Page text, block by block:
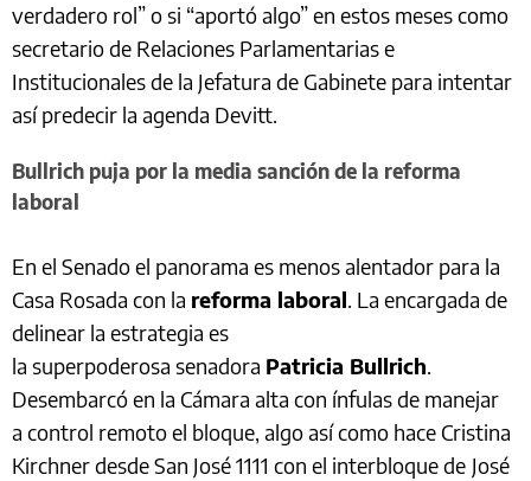
verdadero rol” o si “aportó algo” en estos meses como
secretario de Relaciones Parlamentarias e
Institucionales de la Jefatura de Gabinete para intentar
así predecir la agenda Devitt.
Bullrich puja por la media sanción de la reforma
laboral
En el Senado el panorama es menos alentador para la
Casa Rosada con la reforma laboral. La encargada de
delinear la estrategia es
la superpoderosa senadora Patricia Bullrich.
Desembarcó en la Cámara alta con ínfulas de manejar
a control remoto el bloque, algo así como hace Cristina
Kirchner desde San José 1111 con el interbloque de José